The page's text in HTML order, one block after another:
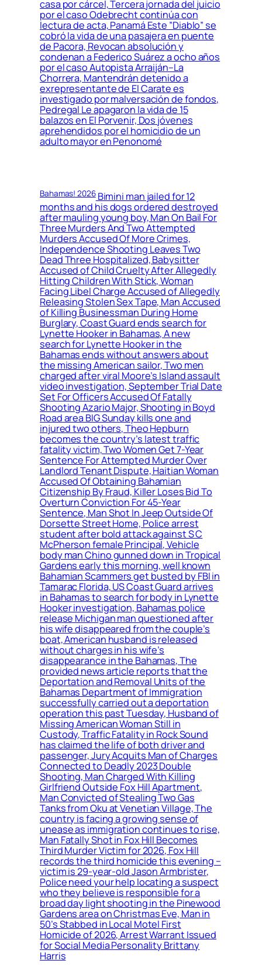
casa por cárcel, Tercera jornada del juicio
por el caso Odebrecht continúa con
lectura de acta, Panamá Este ”Diablo” se
cobró la vida de una pasajera en puente
de Pacora, Revocan absolución y
condenan a Federico Suárez a ocho años
por el caso Autopista Arraiján–La
Chorrera, Mantendrán detenido a
exrepresentante de El Carate es
investigado por malversación de fondos,
Pedregal Le apagaron la vida de 15
balazos en El Porvenir, Dos jóvenes
aprehendidos por el homicidio de un
adulto mayor en Penonomé
Bahamas! 2026Bimini man jailed for 12
months and his dogs ordered destroyed
after mauling young boy, Man On Bail For
Three Murders And Two Attempted
Murders Accused Of More Crimes,
Independence Shooting Leaves Two
Dead Three Hospitalized, Babysitter
Accused of Child Cruelty After Allegedly
Hitting Children With Stick, Woman
Facing Libel Charge Accused of Allegedly
Releasing Stolen Sex Tape, Man Accused
of Killing Businessman During Home
Burglary, Coast Guard ends search for
Lynette Hooker in Bahamas, A new
search for Lynette Hooker in the
Bahamas ends without answers about
the missing American sailor, Two men
charged after viral Moore’s Island assault
video investigation, September Trial Date
Set For Officers Accused Of Fatally
Shooting Azario Major, Shooting in Boyd
Road area BIG Sunday kills one and
injured two others, Theo Hepburn
becomes the country’s latest traffic
fatality victim, Two Women Get 7-Year
Sentence For Attempted Murder Over
Landlord Tenant Dispute, Haitian Woman
Accused Of Obtaining Bahamian
Citizenship By Fraud, Killer Loses Bid To
Overturn Conviction For 45-Year
Sentence, Man Shot In Jeep Outside Of
Dorsette Street Home, Police arrest
student after bold attack against S C
McPherson female Principal, Vehicle
body man Chino gunned down in Tropical
Gardens early this morning, well known
Bahamian Scammers get busted by FBI in
Tamarac Florida, US Coast Guard arrives
in Bahamas to search for body in Lynette
Hooker investigation, Bahamas police
release Michigan man questioned after
his wife disappeared from the couple’s
boat, American husband is released
without charges in his wife’s
disappearance in the Bahamas, The
provided news article reports that the
Deportation and Removal Units of the
Bahamas Department of Immigration
successfully carried out a deportation
operation this past Tuesday, Husband of
Missing American Woman Still in
Custody, Traffic Fatality in Rock Sound
has claimed the life of both driver and
passenger, Jury Acquits Man of Charges
Connected to Deadly 2023 Double
Shooting, Man Charged With Killing
Girlfriend Outside Fox Hill Apartment,
Man Convicted of Stealing Two Gas
Tanks from Oku at Venetian Village, The
country is facing a growing sense of
unease as immigration continues to rise,
Man Fatally Shot in Fox Hill Becomes
Third Murder Victim for 2026, Fox Hill
records the third homicide this evening –
victim is 29-year-old Jason Armbrister,
Police need your help locating a suspect
who they believe is responsible for a
broad day light shooting in the Pinewood
Gardens area on Christmas Eve, Man in
50’s Stabbed in Local Motel First
Homicide of 2026, Arrest Warrant Issued
for Social Media Personality Brittany
Harris